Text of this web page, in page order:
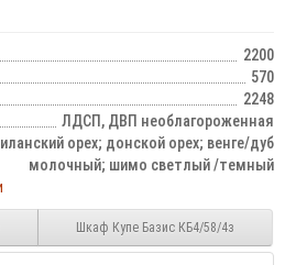
2200
570
2248
ЛДСП, ДВП необлагороженная
орех; донской орех; венге/дуб
молочный; шимо светлый /темный
Шкаф Купе Базис КБ4/58/4з